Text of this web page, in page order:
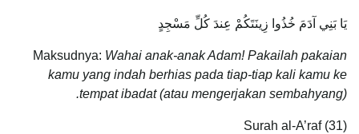
يَا بَنِي آدَمَ خُذُوا زِينَتَكُمْ عِندَ كُلِّ مَسْجِدٍ
Maksudnya: Wahai anak-anak Adam! Pakailah pakaian
kamu yang indah berhias pada tiap-tiap kali kamu ke
tempat ibadat (atau mengerjakan sembahyang).
Surah al-A’raf (31)